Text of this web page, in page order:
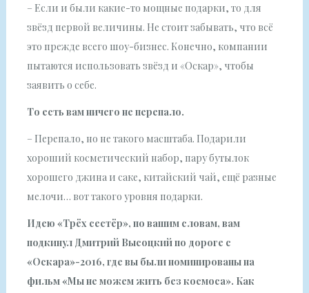
– Если и были какие-то мощные подарки, то для
звёзд первой величины. Не стоит забывать, что всё
это прежде всего шоу-бизнес. Конечно, компании
пытаются использовать звёзд и «Оскар», чтобы
заявить о себе.
То есть вам ничего не перепало.
– Перепало, но не такого масштаба. Подарили
хороший косметический набор, пару бутылок
хорошего джина и саке, китайский чай, ещё разные
мелочи… вот такого уровня подарки.
Идею «Трёх сестёр», по вашим словам, вам
подкинул Дмитрий Высоцкий по дороге с
«Оскара»-2016, где вы были номинированы на
фильм «Мы не можем жить без космоса». Как